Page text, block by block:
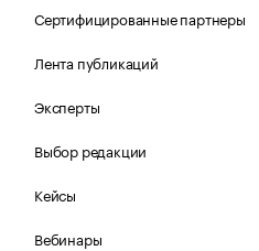
Сертифицированные партнеры
Лента публикаций
Эксперты
Выбор редакции
Кейсы
Вебинары